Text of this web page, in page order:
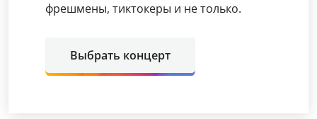
фрешмены, тиктокеры и не только.
Выбрать концерт